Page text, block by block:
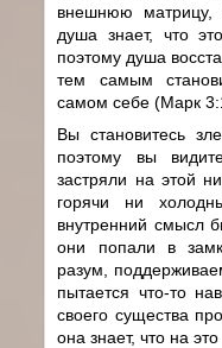
внешнюю матрицу,
душа знает, что
поэтому душа
тем самым
самом себе (Марк
Вы становитесь
поэтому вы
застряли на этой
горячи ни
внутренний смысл
они попали в
разум,
пытается что-то
своего существа
она знает, что на